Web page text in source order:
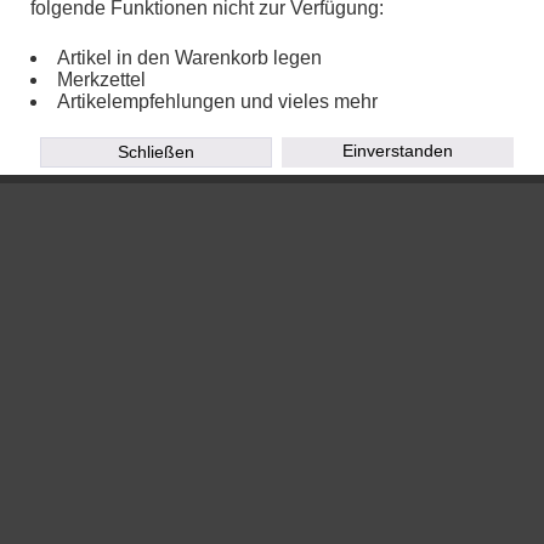
Powered byChalupa Webdesign
folgende Funktionen nicht zur Verfügung:
Artikel in den Warenkorb legen
Merkzettel
Artikelempfehlungen und vieles mehr
Einverstanden
Schließen